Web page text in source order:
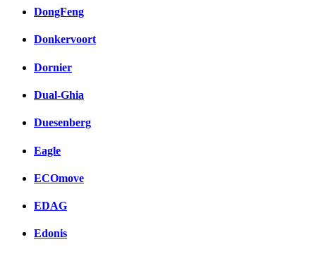
DongFeng
Donkervoort
Dornier
Dual-Ghia
Duesenberg
Eagle
ECOmove
EDAG
Edonis